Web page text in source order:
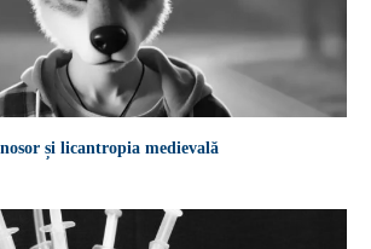
și licantropia medievală